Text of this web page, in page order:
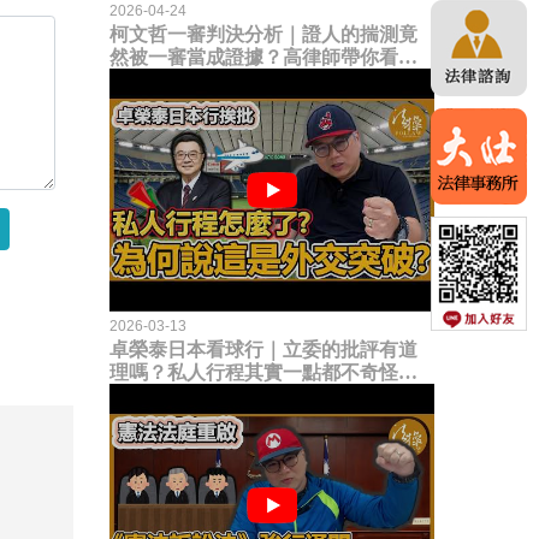
2026-04-24
柯文哲一審判決分析｜證人的揣測竟
然被一審當成證據？高律師帶你看未
2026-03-13
卓榮泰日本看球行｜立委的批評有道
理嗎？私人行程其實一點都不奇怪？